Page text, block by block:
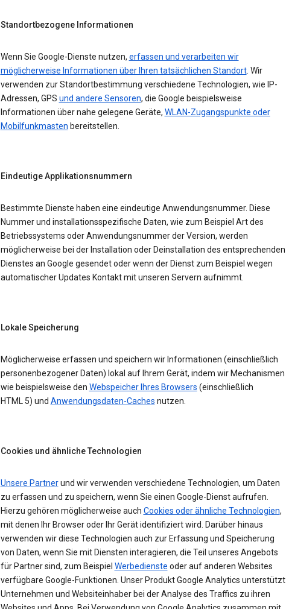
Standortbezogene Informationen
Wenn Sie Google-Dienste nutzen, erfassen und verarbeiten wir
möglicherweise Informationen über Ihren tatsächlichen Standort. Wir
verwenden zur Standortbestimmung verschiedene Technologien, wie IP-
Adressen, GPS und andere Sensoren, die Google beispielsweise
Informationen über nahe gelegene Geräte, WLAN-Zugangspunkte oder
Mobilfunkmasten bereitstellen.
Eindeutige Applikationsnummern
Bestimmte Dienste haben eine eindeutige Anwendungsnummer. Diese
Nummer und installationsspezifische Daten, wie zum Beispiel Art des
Betriebssystems oder Anwendungsnummer der Version, werden
möglicherweise bei der Installation oder Deinstallation des entsprechenden
Dienstes an Google gesendet oder wenn der Dienst zum Beispiel wegen
automatischer Updates Kontakt mit unseren Servern aufnimmt.
Lokale Speicherung
Möglicherweise erfassen und speichern wir Informationen (einschließlich
personenbezogener Daten) lokal auf Ihrem Gerät, indem wir Mechanismen
wie beispielsweise den Webspeicher Ihres Browsers (einschließlich
HTML 5) und Anwendungsdaten-Caches nutzen.
Cookies und ähnliche Technologien
Unsere Partnerund wir verwenden verschiedene Technologien, um Daten
zu erfassen und zu speichern, wenn Sie einen Google-Dienst aufrufen.
Hierzu gehören möglicherweise auch Cookies oder ähnliche Technologien,
mit denen Ihr Browser oder Ihr Gerät identifiziert wird. Darüber hinaus
verwenden wir diese Technologien auch zur Erfassung und Speicherung
von Daten, wenn Sie mit Diensten interagieren, die Teil unseres Angebots
für Partner sind, zum Beispiel Werbedienste oder auf anderen Websites
verfügbare Google-Funktionen. Unser Produkt Google Analytics unterstützt
Unternehmen und Websiteinhaber bei der Analyse des Traffics zu ihren